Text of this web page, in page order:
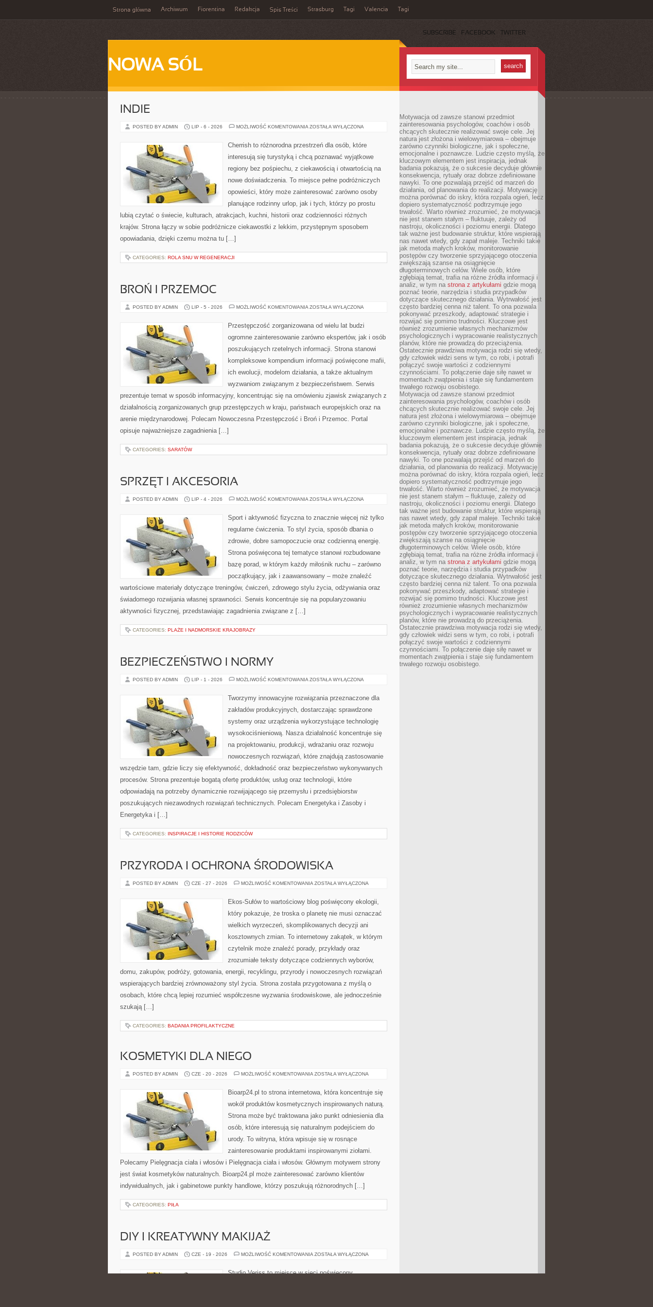
Strona główna Archiwum Fiorentina Redakcja Spis Treści Strasburg Tagi Valencia Tagi
SUBSCRIBE FACEBOOK TWITTER
NOWA SÓL
INDIE
POSTED BY ADMIN LIP - 6 - 2026 MOŻLIWOŚĆ KOMENTOWANIA INDIE
ZOSTAŁA WYŁĄCZONA
Cherrish to różnorodna przestrzeń dla osób, które
interesują się turystyką i chcą poznawać wyjątkowe
regiony bez pośpiechu, z ciekawością i otwartością na
nowe doświadczenia. To miejsce pełne podróżniczych
opowieści, który może zainteresować zarówno osoby
planujące rodzinny urlop, jak i tych, którzy po prostu
lubią czytać o świecie, kulturach, atrakcjach, kuchni, historii oraz codzienności różnych
krajów. Strona łączy w sobie podróżnicze ciekawostki z lekkim, przystępnym sposobem
opowiadania, dzięki czemu można tu […]
CATEGORIES: ROLA SNU W REGENERACJI
BROŃ I PRZEMOC
POSTED BY ADMIN LIP - 5 - 2026 MOŻLIWOŚĆ KOMENTOWANIA BROŃ
ZOSTAŁA WYŁĄCZONA
Przestępczość zorganizowana od wielu lat budzi
ogromne zainteresowanie zarówno ekspertów, jak i osób
poszukujących rzetelnych informacji. Strona stanowi
kompleksowe kompendium informacji poświęcone mafii,
ich ewolucji, modelom działania, a także aktualnym
wyzwaniom związanym z bezpieczeństwem. Serwis
prezentuje temat w sposób informacyjny, koncentrując się na omówieniu zjawisk związanych z
działalnością zorganizowanych grup przestępczych w kraju, państwach europejskich oraz na
arenie międzynarodowej. Polecam Nowoczesna Przestępczość i Broń i Przemoc. Portal
opisuje najważniejsze zagadnienia […]
CATEGORIES: SARATÓW
SPRZĘT I AKCESORIA
POSTED BY ADMIN LIP - 4 - 2026 MOŻLIWOŚĆ KOMENTOWANIA SPRZĘT
ZOSTAŁA WYŁĄCZONA
Sport i aktywność fizyczna to znacznie więcej niż tylko
regularne ćwiczenia. To styl życia, sposób dbania o
zdrowie, dobre samopoczucie oraz codzienną energię.
Strona poświęcona tej tematyce stanowi rozbudowane
bazę porad, w którym każdy miłośnik ruchu – zarówno
początkujący, jak i zaawansowany – może znaleźć
wartościowe materiały dotyczące treningów, ćwiczeń, zdrowego stylu życia, odżywiania oraz
świadomego rozwijania własnej sprawności. Serwis koncentruje się na popularyzowaniu
aktywności fizycznej, przedstawiając zagadnienia związane z […]
CATEGORIES: PLAŻE I NADMORSKIE KRAJOBRAZY
BEZPIECZEŃSTWO I NORMY
POSTED BY ADMIN LIP - 1 - 2026 MOŻLIWOŚĆ KOMENTOWANIA BEZPIECZEŃSTWO
ZOSTAŁA WYŁĄCZONA
Tworzymy innowacyjne rozwiązania przeznaczone dla
zakładów produkcyjnych, dostarczając sprawdzone
systemy oraz urządzenia wykorzystujące technologię
wysokociśnieniową. Nasza działalność koncentruje się
na projektowaniu, produkcji, wdrażaniu oraz rozwoju
nowoczesnych rozwiązań, które znajdują zastosowanie
wszędzie tam, gdzie liczy się efektywność, dokładność oraz bezpieczeństwo wykonywanych
procesów. Strona prezentuje bogatą ofertę produktów, usług oraz technologii, które
odpowiadają na potrzeby dynamicznie rozwijającego się przemysłu i przedsiębiorstw
poszukujących niezawodnych rozwiązań technicznych. Polecam Energetyka i Zasoby i
Energetyka i […]
CATEGORIES: INSPIRACJE I HISTORIE RODZICÓW
PRZYRODA I OCHRONA ŚRODOWISKA
POSTED BY ADMIN CZE - 27 - 2026 MOŻLIWOŚĆ KOMENTOWANIA PRZYRODA
ŚRODOWISKA
ZOSTAŁA WYŁĄCZONA
Ekos-Sułów to wartościowy blog poświęcony ekologii,
który pokazuje, że troska o planetę nie musi oznaczać
wielkich wyrzeczeń, skomplikowanych decyzji ani
kosztownych zmian. To internetowy zakątek, w którym
czytelnik może znaleźć porady, przykłady oraz
zrozumiałe teksty dotyczące codziennych wyborów,
domu, zakupów, podróży, gotowania, energii, recyklingu, przyrody i nowoczesnych rozwiązań
wspierających bardziej zrównoważony styl życia. Strona została przygotowana z myślą o
osobach, które chcą lepiej rozumieć współczesne wyzwania środowiskowe, ale jednocześnie
szukają […]
CATEGORIES: BADANIA PROFILAKTYCZNE
KOSMETYKI DLA NIEGO
POSTED BY ADMIN CZE - 20 - 2026 MOŻLIWOŚĆ KOMENTOWANIA KOSMETYKI
ZOSTAŁA WYŁĄCZONA
Bioarp24.pl to strona internetowa, która koncentruje się
wokół produktów kosmetycznych inspirowanych naturą.
Strona może być traktowana jako punkt odniesienia dla
osób, które interesują się naturalnym podejściem do
urody. To witryna, która wpisuje się w rosnące
zainteresowanie produktami inspirowanymi ziołami.
Polecamy Pielęgnacja ciała i włosów i Pielęgnacja ciała i włosów. Głównym motywem strony
jest świat kosmetyków naturalnych. Bioarp24.pl może zainteresować zarówno klientów
indywidualnych, jak i gabinetowe punkty handlowe, którzy poszukują różnorodnych […]
CATEGORIES: PIŁA
DIY I KREATYWNY MAKIJAŻ
POSTED BY ADMIN CZE - 19 - 2026 MOŻLIWOŚĆ KOMENTOWANIA DIY
MAKIJAŻ
ZOSTAŁA WYŁĄCZONA
Studio Veriss to miejsce w sieci poświęcony
Motywacja od zawsze stanowi przedmiot
zainteresowania psychologów, coachów i osób
chcących skutecznie realizować swoje cele. Jej
natura jest złożona i wielowymiarowa – obejmuje
zarówno czynniki biologiczne, jak i społeczne,
emocjonalne i poznawcze. Ludzie często myślą, że
kluczowym elementem jest inspiracja, jednak
badania pokazują, że o sukcesie decyduje głównie
konsekwencja, rytuały oraz dobrze zdefiniowane
nawyki. To one pozwalają przejść od marzeń do
działania, od planowania do realizacji. Motywację
można porównać do iskry, która rozpala ogień, lecz
dopiero systematyczność podtrzymuje jego
trwałość. Warto również zrozumieć, że motywacja
nie jest stanem stałym – fluktuuje, zależy od
nastroju, okoliczności i poziomu energii. Dlatego
tak ważne jest budowanie struktur, które wspierają
nas nawet wtedy, gdy zapał maleje. Techniki takie
jak metoda małych kroków, monitorowanie
postępów czy tworzenie sprzyjającego otoczenia
zwiększają szanse na osiągnięcie
długoterminowych celów. Wiele osób, które
zgłębiają temat, trafia na różne źródła informacji i
analiz, w tym na strona z artykułami gdzie mogą
poznać teorie, narzędzia i studia przypadków
dotyczące skutecznego działania. Wytrwałość jest
często bardziej cenna niż talent. To ona pozwala
pokonywać przeszkody, adaptować strategie i
rozwijać się pomimo trudności. Kluczowe jest
również zrozumienie własnych mechanizmów
psychologicznych i wypracowanie realistycznych
planów, które nie prowadzą do przeciążenia.
Ostatecznie prawdziwa motywacja rodzi się wtedy,
gdy człowiek widzi sens w tym, co robi, i potrafi
połączyć swoje wartości z codziennymi
czynnościami. To połączenie daje siłę nawet w
momentach zwątpienia i staje się fundamentem
trwałego rozwoju osobistego.
Motywacja od zawsze stanowi przedmiot
zainteresowania psychologów, coachów i osób
chcących skutecznie realizować swoje cele. Jej
natura jest złożona i wielowymiarowa – obejmuje
zarówno czynniki biologiczne, jak i społeczne,
emocjonalne i poznawcze. Ludzie często myślą, że
kluczowym elementem jest inspiracja, jednak
badania pokazują, że o sukcesie decyduje głównie
konsekwencja, rytuały oraz dobrze zdefiniowane
nawyki. To one pozwalają przejść od marzeń do
działania, od planowania do realizacji. Motywację
można porównać do iskry, która rozpala ogień, lecz
dopiero systematyczność podtrzymuje jego
trwałość. Warto również zrozumieć, że motywacja
nie jest stanem stałym – fluktuuje, zależy od
nastroju, okoliczności i poziomu energii. Dlatego
tak ważne jest budowanie struktur, które wspierają
nas nawet wtedy, gdy zapał maleje. Techniki takie
jak metoda małych kroków, monitorowanie
postępów czy tworzenie sprzyjającego otoczenia
zwiększają szanse na osiągnięcie
długoterminowych celów. Wiele osób, które
zgłębiają temat, trafia na różne źródła informacji i
analiz, w tym na strona z artykułami gdzie mogą
poznać teorie, narzędzia i studia przypadków
dotyczące skutecznego działania. Wytrwałość jest
często bardziej cenna niż talent. To ona pozwala
pokonywać przeszkody, adaptować strategie i
rozwijać się pomimo trudności. Kluczowe jest
również zrozumienie własnych mechanizmów
psychologicznych i wypracowanie realistycznych
planów, które nie prowadzą do przeciążenia.
Ostatecznie prawdziwa motywacja rodzi się wtedy,
gdy człowiek widzi sens w tym, co robi, i potrafi
połączyć swoje wartości z codziennymi
czynnościami. To połączenie daje siłę nawet w
momentach zwątpienia i staje się fundamentem
trwałego rozwoju osobistego.